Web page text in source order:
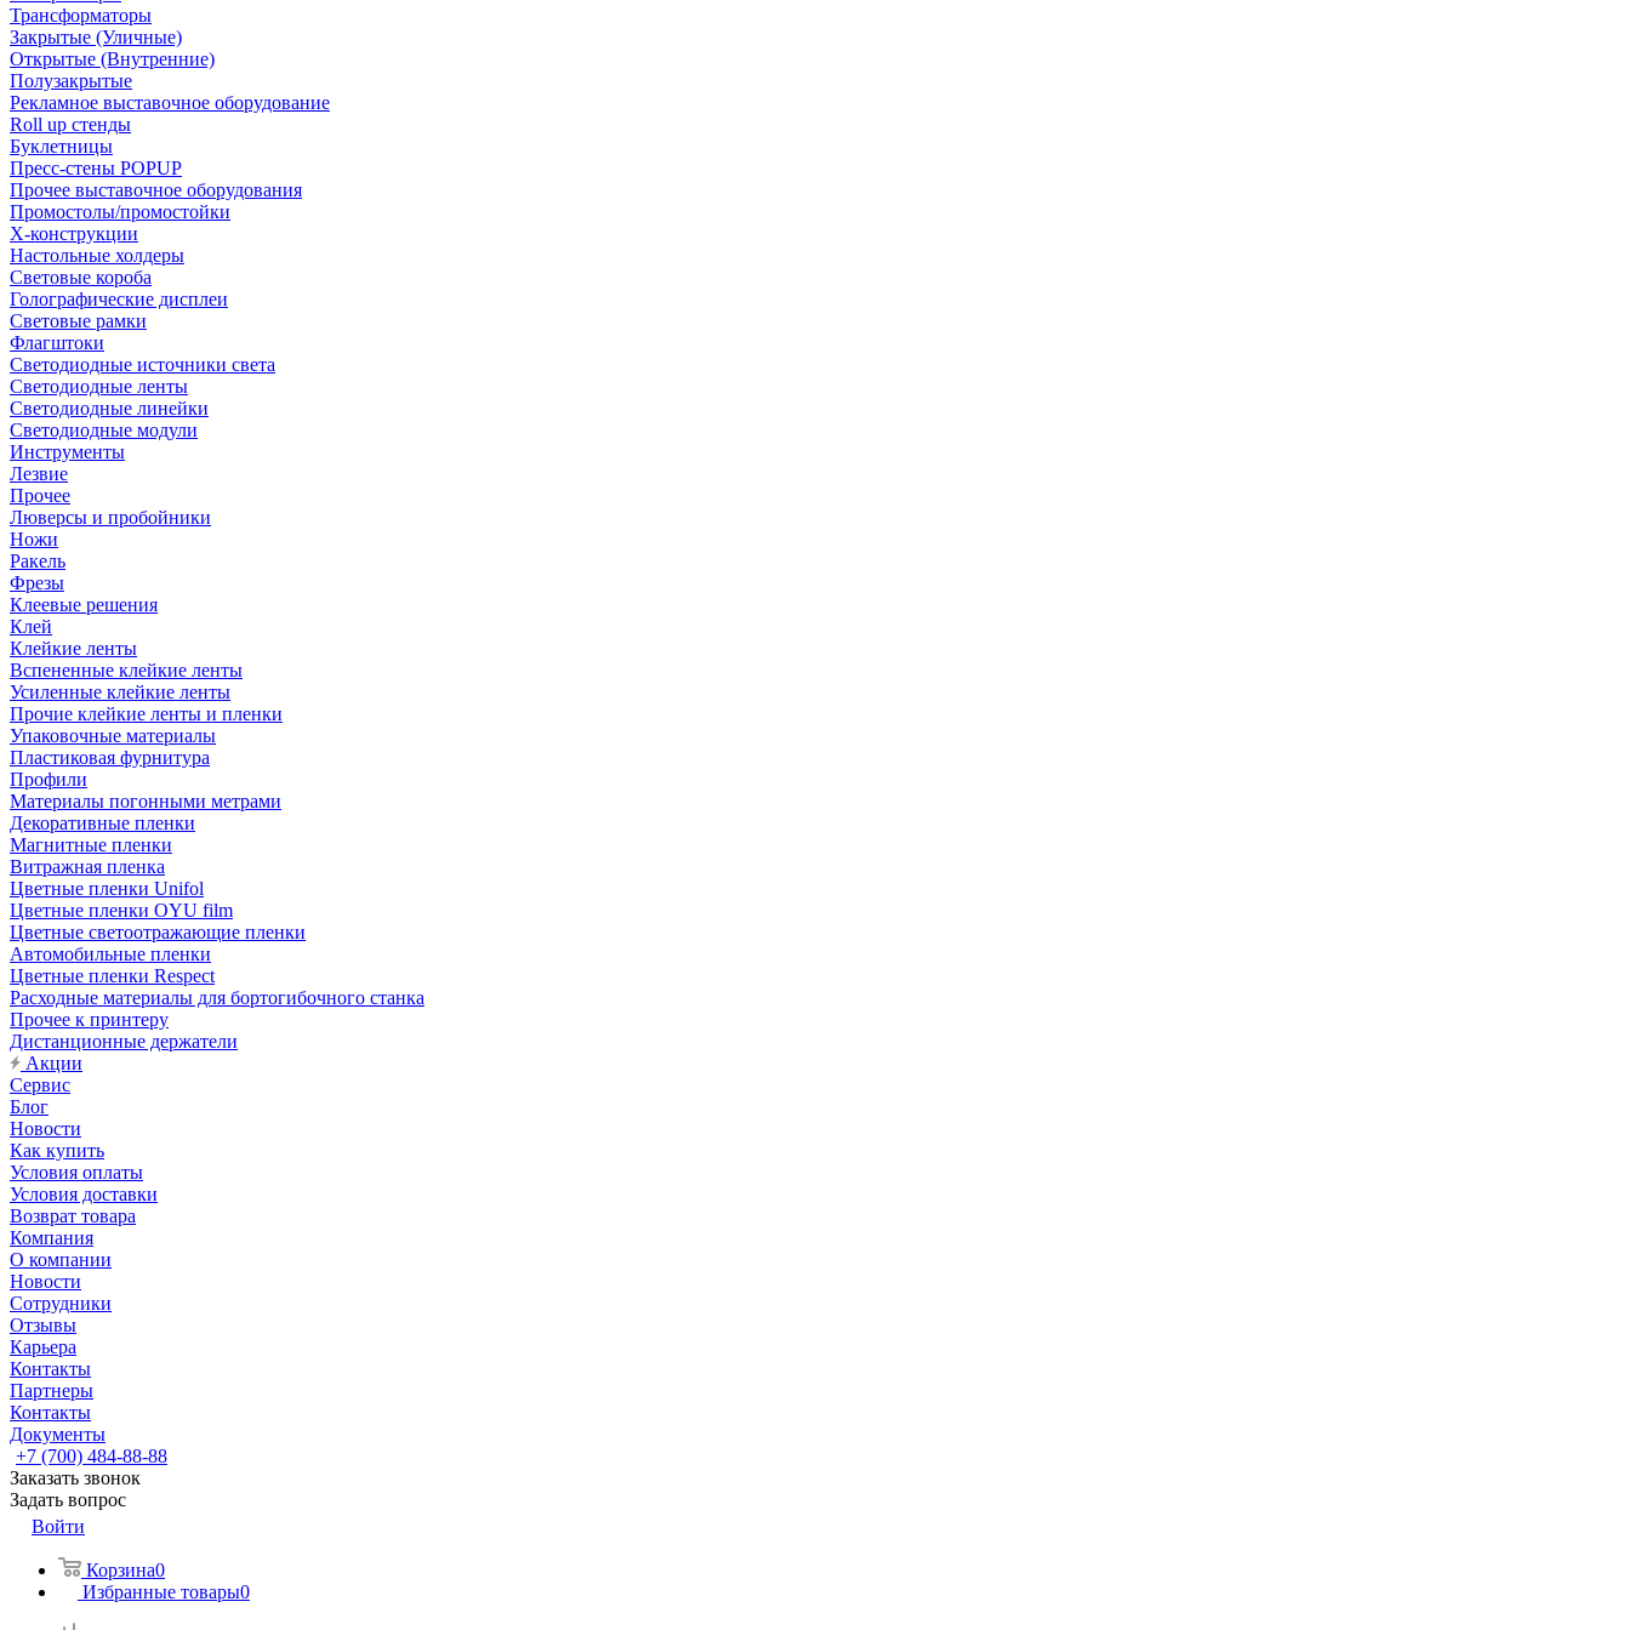
Трансформаторы
Закрытые (Уличные)
Открытые (Внутренние)
Полузакрытые
Рекламное выставочное оборудование
Roll up стенды
Буклетницы
Пресс-стены POPUP
Прочее выставочное оборудования
Промостолы/промостойки
Х-конструкции
Настольные холдеры
Световые короба
Голографические дисплеи
Световые рамки
Флагштоки
Светодиодные источники света
Светодиодные ленты
Светодиодные линейки
Светодиодные модули
Инструменты
Лезвие
Прочее
Люверсы и пробойники
Ножи
Ракель
Фрезы
Клеевые решения
Клей
Клейкие ленты
Вспененные клейкие ленты
Усиленные клейкие ленты
Прочие клейкие ленты и пленки
Упаковочные материалы
Пластиковая фурнитура
Профили
Материалы погонными метрами
Декоративные пленки
Магнитные пленки
Витражная пленка
Цветные пленки Unifol
Цветные пленки OYU film
Цветные светоотражающие пленки
Автомобильные пленки
Цветные пленки Respect
Расходные материалы для бортогибочного станка
Прочее к принтеру
Дистанционные держатели
Акции
Сервис
Блог
Новости
Как купить
Условия оплаты
Условия доставки
Возврат товара
Компания
О компании
Новости
Сотрудники
Отзывы
Карьера
Контакты
Партнеры
Контакты
Документы
+7 (700) 484-88-88
Заказать звонок
Задать вопрос
Войти
Корзина0
Избранные товары0